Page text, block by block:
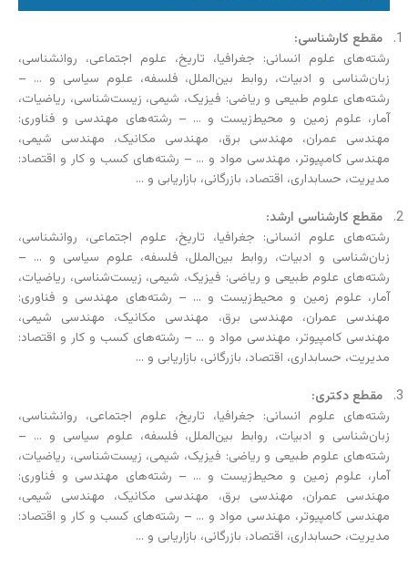
مقطع کارشناسی:
رشته‌های علوم انسانی: جغرافیا، تاریخ، علوم اجتماعی، روانشناسی،
زبان‌شناسی و ادبیات، روابط بین‌الملل، فلسفه، علوم سیاسی و … –
رشته‌های علوم طبیعی و ریاضی: فیزیک، شیمی، زیست‌شناسی، ریاضیات،
آمار، علوم زمین و محیط‌زیست و … – رشته‌های مهندسی و فناوری:
مهندسی عمران، مهندسی برق، مهندسی مکانیک، مهندسی شیمی،
مهندسی کامپیوتر، مهندسی مواد و … – رشته‌های کسب و کار و اقتصاد:
مدیریت، حسابداری، اقتصاد، بازرگانی، بازاریابی و …
مقطع کارشناسی ارشد:
رشته‌های علوم انسانی: جغرافیا، تاریخ، علوم اجتماعی، روانشناسی،
زبان‌شناسی و ادبیات، روابط بین‌الملل، فلسفه، علوم سیاسی و … –
رشته‌های علوم طبیعی و ریاضی: فیزیک، شیمی، زیست‌شناسی، ریاضیات،
آمار، علوم زمین و محیط‌زیست و … – رشته‌های مهندسی و فناوری:
مهندسی عمران، مهندسی برق، مهندسی مکانیک، مهندسی شیمی،
مهندسی کامپیوتر، مهندسی مواد و … – رشته‌های کسب و کار و اقتصاد:
مدیریت، حسابداری، اقتصاد، بازرگانی، بازاریابی و …
مقطع دکتری:
رشته‌های علوم انسانی: جغرافیا، تاریخ، علوم اجتماعی، روانشناسی،
زبان‌شناسی و ادبیات، روابط بین‌الملل، فلسفه، علوم سیاسی و … –
رشته‌های علوم طبیعی و ریاضی: فیزیک، شیمی، زیست‌شناسی، ریاضیات،
آمار، علوم زمین و محیط‌زیست و … – رشته‌های مهندسی و فناوری:
مهندسی عمران، مهندسی برق، مهندسی مکانیک، مهندسی شیمی،
مهندسی کامپیوتر، مهندسی مواد و … – رشته‌های کسب و کار و اقتصاد:
مدیریت، حسابداری، اقتصاد، بازرگانی، بازاریابی و …